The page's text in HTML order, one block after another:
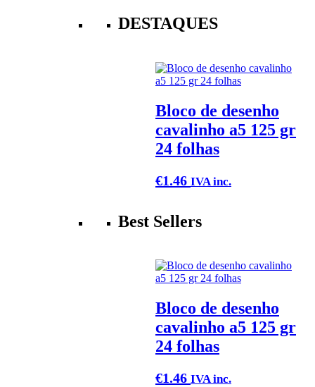
DESTAQUES
Bloco de desenho
cavalinho a5 125 gr
24 folhas
€1.46 IVA inc.
Best Sellers
Bloco de desenho
cavalinho a5 125 gr
24 folhas
€1.46 IVA inc.